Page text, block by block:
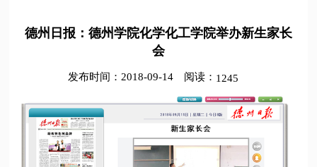
德州日报：德州学院化学化工学院举办新生家长
会
发布时间：2018-09-14 阅读： 1245